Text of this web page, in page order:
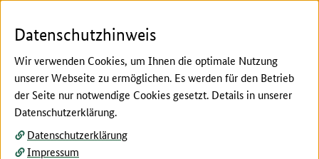
Hier beginnt der Hauptinhalt dieser Seite
Pressemitteilung des Bundesministeriums für
Landwirtschaft, Ernährung und Heimat
Datenschutzhinweis
Wir verwenden Cookies, um Ihnen die optimale Nutzung
unserer Webseite zu ermöglichen. Es werden für den Betrieb
der Seite nur notwendige Cookies gesetzt. Details in unserer
Datenschutzerklärung.
Datenschutzerklärung
Impressum